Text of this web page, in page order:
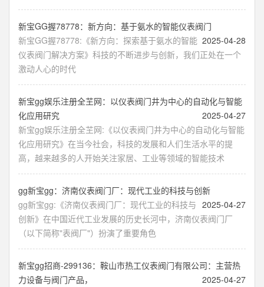
新宝GG握78778：新方向：基于氨水的智能仪表阀门
2025-04-28
新宝GG握78778:《新方向：探索基于氨水的智能
仪表阀门解决方案》科技的不断进步与创新，我们正处在一个
激动人心的时代
新宝gg娱乐注册全芏网：以仪表阀门井为中心的自动化与智能
化应用研究
2025-04-27
新宝gg娱乐注册全芏网:《以仪表阀门井为中心的自动化与智能
化应用研究》在当今社会，科技的发展和人们生活水平的提
高，越来越多的人开始关注家居、工业等领域的智能技术
gg新宝gg：济南仪表阀门厂：现代工业的科技与创新
2025-04-27
gg新宝gg:《济南仪表阀门厂：现代工业的科技与
创新》在中国近代工业发展的历史长河中，济南仪表阀门厂
（以下简称"表阀厂"）扮演了重要角色
新宝gg招商-299136：鞍山市热工仪表阀门有限公司：主营热
力设备与阀门产品，
2025-04-27